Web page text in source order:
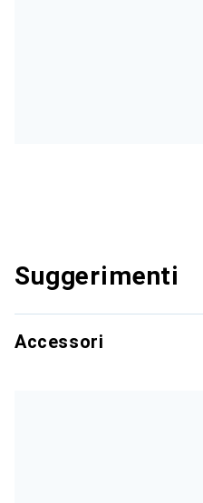
Suggerimenti
Accessori